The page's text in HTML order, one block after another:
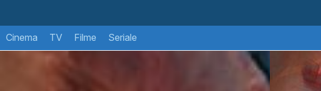
Cinema TV Filme Seriale